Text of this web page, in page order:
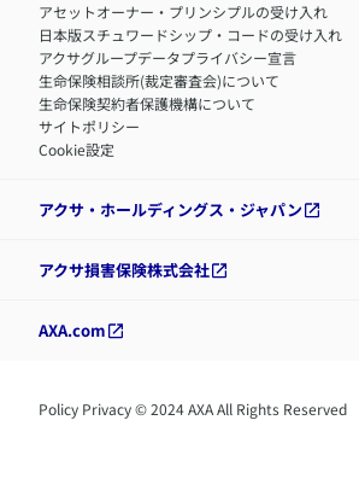
アセットオーナー・プリンシプルの受け入れ
日本版スチュワードシップ・コードの受け入れ
アクサグループデータプライバシー宣言
生命保険相談所(裁定審査会)について
生命保険契約者保護機構について
サイトポリシー
Cookie設定
アクサ・ホールディングス・ジャパン
アクサ損害保険株式会社
AXA.com
Policy Privacy © 2024 AXA All Rights Reserved